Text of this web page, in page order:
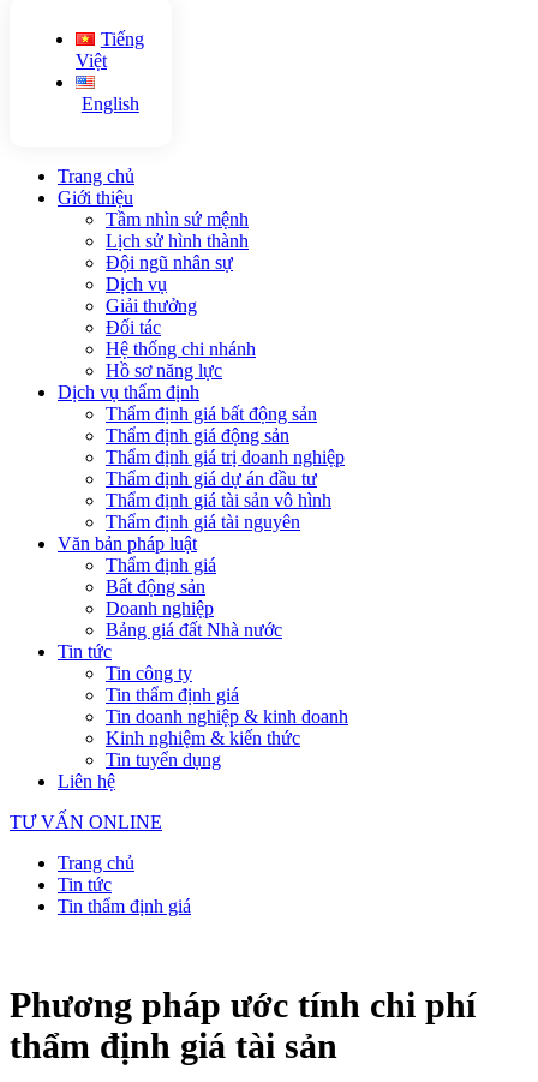
Tiếng
Việt
English
Trang chủ
Giới thiệu
Tầm nhìn sứ mệnh
Lịch sử hình thành
Đội ngũ nhân sự
Dịch vụ
Giải thưởng
Đối tác
Hệ thống chi nhánh
Hồ sơ năng lực
Dịch vụ thẩm định
Thẩm định giá bất động sản
Thẩm định giá động sản
Thẩm định giá trị doanh nghiệp
Thẩm định giá dự án đầu tư
Thẩm định giá tài sản vô hình
Thẩm định giá tài nguyên
Văn bản pháp luật
Thẩm định giá
Bất động sản
Doanh nghiệp
Bảng giá đất Nhà nước
Tin tức
Tin công ty
Tin thẩm định giá
Tin doanh nghiệp & kinh doanh
Kinh nghiệm & kiến thức
Tin tuyển dụng
Liên hệ
TƯ VẤN ONLINE
Trang chủ
Tin tức
Tin thẩm định giá
Phương pháp ước tính chi phí
thẩm định giá tài sản